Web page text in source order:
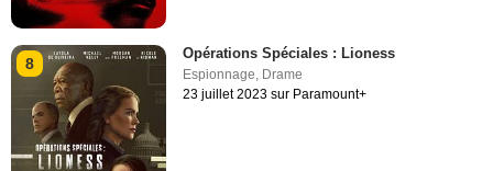
8
Opérations Spéciales : Lioness
Espionnage, Drame
23 juillet 2023 sur Paramount+